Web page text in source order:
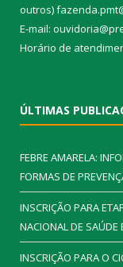
outros)
E-mail:
Horário de
ÚLTIMAS
FEBRE AMARELA:
FORMAS DE
INSCRIÇÃO PARA
NACIONAL DE SAÚDE
INSCRIÇÃO PARA O